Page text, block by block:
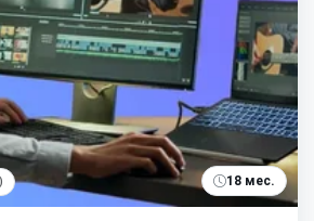
18 мес.